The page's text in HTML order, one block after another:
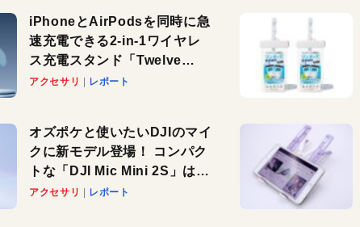
iPhoneとAirPodsを同時に急
速充電できる2-in-1ワイヤレ
ス充電スタンド「Twelve
South HiRise 2 Deluxe」が
アクセサリ レポート
オズポケと使いたいDJIのマイ
クに新モデル登場！ コンパク
トな「DJI Mic Mini 2S」はAI
ノイキャンも搭載。屋外でも
アクセサリ レポート